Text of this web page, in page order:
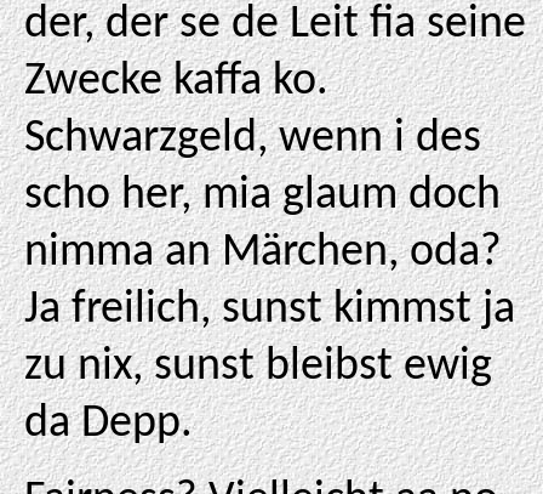
der, der se de Leit fia seine
Zwecke kaffa ko.
Schwarzgeld, wenn i des
scho her, mia glaum doch
nimma an Märchen, oda?
Ja freilich, sunst kimmst ja
zu nix, sunst bleibst ewig
da Depp.